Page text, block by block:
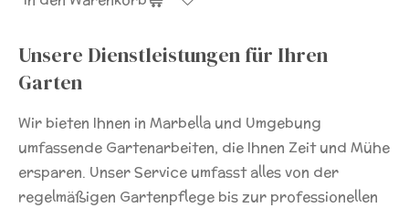
Unsere Dienstleistungen für Ihren
Garten
Wir bieten Ihnen in Marbella und Umgebung
umfassende Gartenarbeiten, die Ihnen Zeit und Mühe
ersparen. Unser Service umfasst alles von der
regelmäßigen Gartenpflege bis zur professionellen